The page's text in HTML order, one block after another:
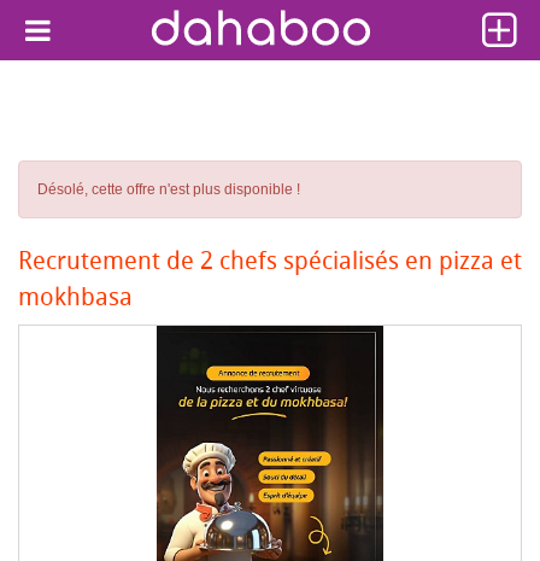
Désolé, cette offre n'est plus disponible !
Recrutement de 2 chefs spécialisés en pizza et
mokhbasa